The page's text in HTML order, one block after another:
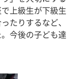
上級生が下級生
たりするなど、
今後の子ども達